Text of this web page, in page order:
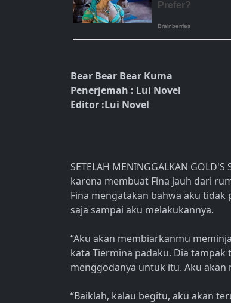
Bear Bear Bear Kuma
Penerjemah : Lui Novel
Editor :Lui Novel
SETELAH MENINGGALKAN
karena membuat Fina jauh dari
Fina mengatakan bahwa aku
saja sampai aku melakukannya.
“Aku akan membiarkanmu
kata Tiermina padaku. Dia
menggodanya untuk itu. Aku
“Baiklah, kalau begitu, aku akan